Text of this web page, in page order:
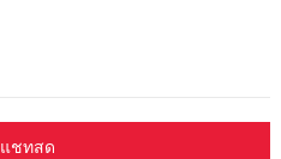
แชทสด